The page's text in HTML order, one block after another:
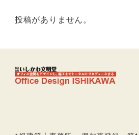
投稿がありません。